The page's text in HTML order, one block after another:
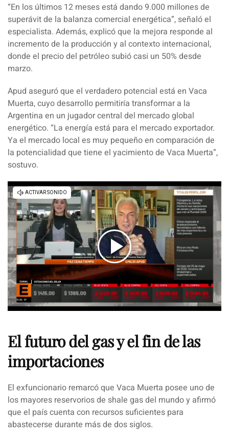
“En los últimos 12 meses está dando 9.000 millones de
superávit de la balanza comercial energética”, señaló el
especialista. Además, explicó que la mejora responde al
incremento de la producción y al contexto internacional,
donde el precio del petróleo subió casi un 50% desde
marzo.
Apud aseguró que el verdadero potencial está en Vaca
Muerta, cuyo desarrollo permitiría transformar a la
Argentina en un jugador central del mercado global
energético. “La energía está para el mercado exportador.
Ya el mercado local es muy pequeño en comparación de
la potencialidad que tiene el yacimiento de Vaca Muerta”,
sostuvo.
El futuro del gas y el fin de las
importaciones
El exfuncionario remarcó que Vaca Muerta posee uno de
los mayores reservorios de shale gas del mundo y afirmó
que el país cuenta con recursos suficientes para
abastecerse durante más de dos siglos.